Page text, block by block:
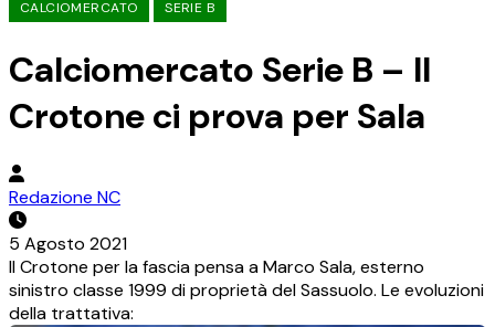
CALCIOMERCATO SERIE B
Calciomercato Serie B – Il
Crotone ci prova per Sala
Redazione NC
5 Agosto 2021
Il Crotone per la fascia pensa a Marco Sala, esterno
sinistro classe 1999 di proprietà del Sassuolo. Le evoluzioni
della trattativa: